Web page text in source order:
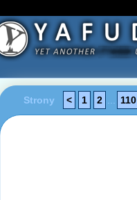
Strony < 1 2 110